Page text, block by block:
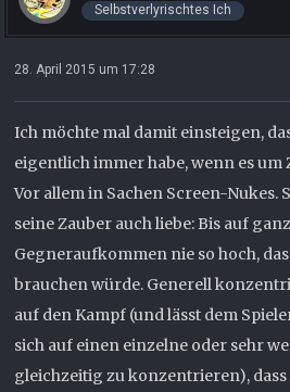
Selbstverlyrischtes Ich
28. April 2015 um 17:28
Ich möchte mal damit einsteigen,
eigentlich immer habe, wenn es um
Vor allem in Sachen Screen-Nukes.
seine Zauber auch liebe: Bis auf
Gegneraufkommen nie so hoch,
brauchen würde. Generell
auf den Kampf (und lässt dem
sich auf einen einzelne oder sehr
gleichzeitig zu konzentrieren),